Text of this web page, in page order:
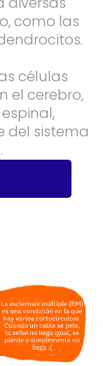
como las
células
el cerebro,
del sistema